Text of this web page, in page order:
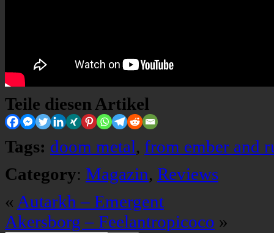
Teile diesen Artikel
Tags: doom metal, from ember and
Category: Magazin, Reviews
« Autarkh – Emergent
Akersborg – Feelantropicoco »